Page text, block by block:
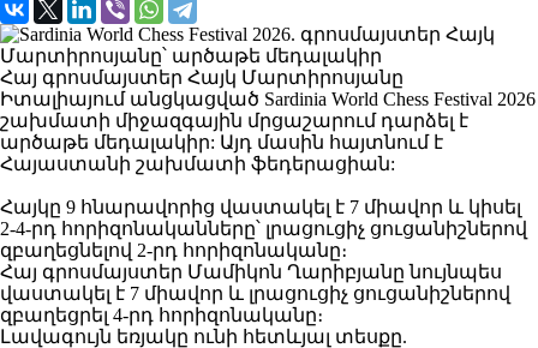
Հայ գրոսմայստեր Հայկ Մարտիրոսյանը
Իտալիայում անցկացված Sardinia World Chess Festival 2026
շախմատի միջազգային մրցաշարում դարձել է
արծաթե մեդալակիր: Այդ մասին հայտնում է
Հայաստանի շախմատի ֆեդերացիան:
Հայկը 9 հնարավորից վաստակել է 7 միավոր և կիսել
2-4-րդ հորիզոնականները՝ լրացուցիչ ցուցանիշներով
զբաղեցնելով 2-րդ հորիզոնականը։
Հայ գրոսմայստեր Մամիկոն Ղարիբյանը նույնպես
վաստակել է 7 միավոր և լրացուցիչ ցուցանիշներով
զբաղեցրել 4-րդ հորիզոնականը։
Լավագույն եռյակը ունի հետևյալ տեսքը.